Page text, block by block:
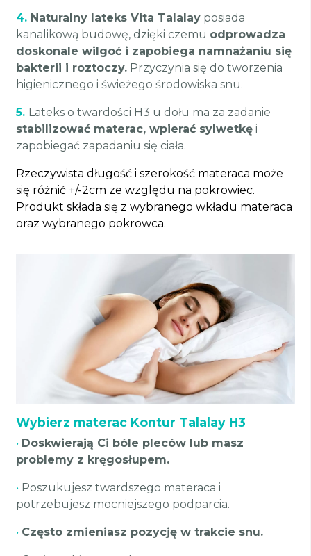
4. Naturalny lateks Vita Talalay posiada
kanalikową budowę, dzięki czemu odprowadza
doskonale wilgoć i zapobiega namnażaniu się
bakterii i roztoczy. Przyczynia się do tworzenia
higienicznego i świeżego środowiska snu.
5. Lateks o twardości H3 u dołu ma za zadanie
stabilizować materac, wpierać sylwetkę i
zapobiegać zapadaniu się ciała.
Rzeczywista długość i szerokość materaca może
się różnić +/-2cm ze względu na pokrowiec.
Produkt składa się z wybranego wkładu materaca
oraz wybranego pokrowca.
Wybierz materac Kontur Talalay H3
• Doskwierają Ci bóle pleców lub masz
problemy z kręgosłupem.
• Poszukujesz twardszego materaca i
potrzebujesz mocniejszego podparcia.
• Często zmieniasz pozycję w trakcie snu.